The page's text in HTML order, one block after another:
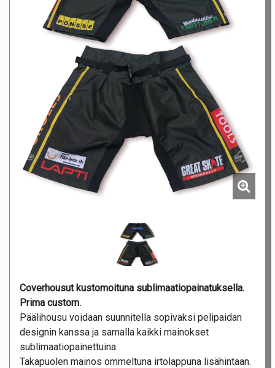
Coverhousut kustomoituna sublimaatiopainatuksella.
Prima custom.
Päälihousu voidaan suunnitella sopivaksi pelipaidan
designin kanssa ja samalla kaikki mainokset
sublimaatiopainettuina.
Takapuolen mainos ommeltuna irtolappuna lisähintaan.